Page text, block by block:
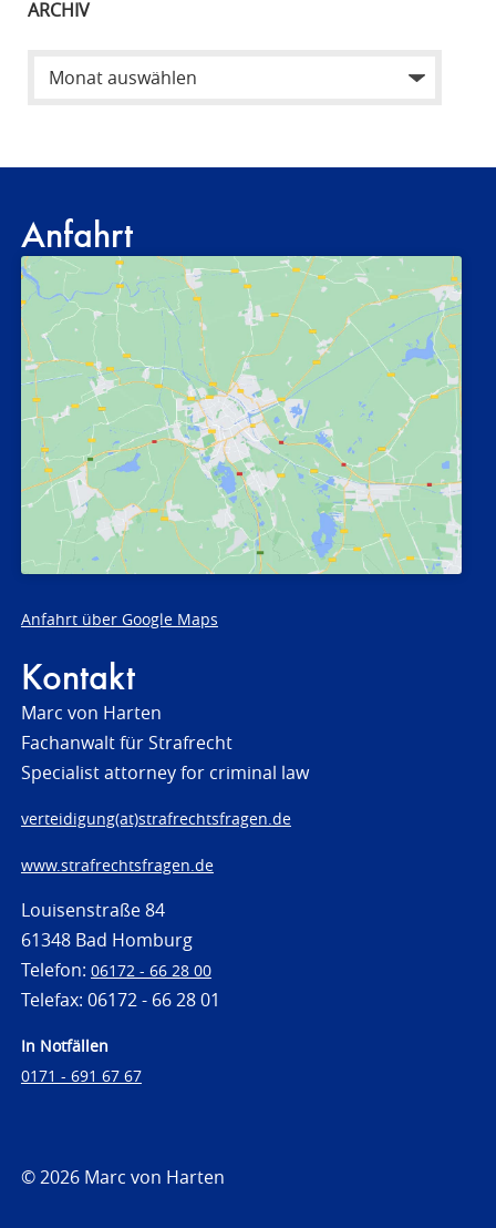
ARCHIV
Anfahrt
Anfahrt über Google Maps
Kontakt
Marc von Harten
Fachanwalt für Strafrecht
Specialist attorney for criminal law
verteidigung(at)strafrechtsfragen.de
www.strafrechtsfragen.de
Louisenstraße 84
61348 Bad Homburg
Telefon: 06172 - 66 28 00
Telefax: 06172 - 66 28 01
In Notfällen
0171 - 691 67 67
© 2026 Marc von Harten